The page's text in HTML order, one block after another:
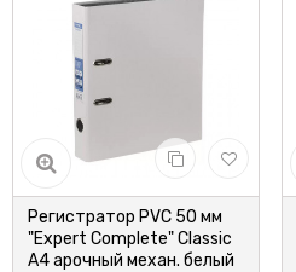
Регистратор PVC 50 мм
"Expert Complete" Classic
А4 арочный механ. белый